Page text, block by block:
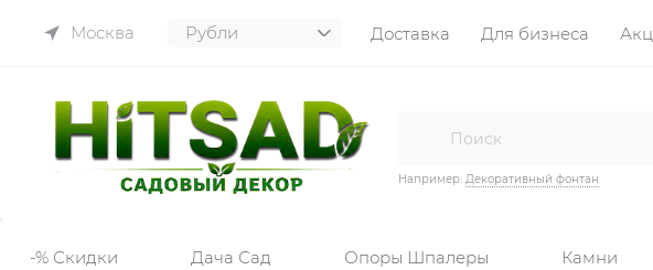
Москва Доставка Для бизнеса
Например: Декоративный фонтан
-% Скидки Дача Сад Опоры Шпалеры Камни